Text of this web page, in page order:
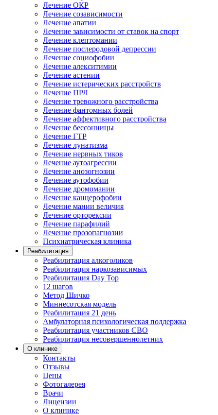
Лечение ОКР
Лечение созависимости
Лечение апатии
Лечение зависимости от ставок на спорт
Лечение клептомании
Лечение послеродовой депрессии
Лечение социофобии
Лечение алекситимии
Лечение астении
Лечение истерических расстройств
Лечение ПРЛ
Лечение тревожного расстройства
Лечение фантомных болей
Лечение аффективного расстройства
Лечение бессонницы
Лечение ГТР
Лечение лунатизма
Лечение нервных тиков
Лечение аутоагрессии
Лечение анозогнозии
Лечение аутофобии
Лечение дромомании
Лечение канцерофобии
Лечение мании величия
Лечение орторексии
Лечение парафилий
Лечение прозопагнозии
Психиатрическая клиника
Реабилитация
Реабилитация алкоголиков
Реабилитация наркозависимых
Реабилитация Day Top
12 шагов
Метод Шичко
Миннесотская модель
Реабилитация 21 день
Амбулаторная психологическая поддержка
Реабилитация участников СВО
Реабилитация несовершеннолетних
О клинике
Контакты
Отзывы
Цены
Фотогалерея
Врачи
Лицензии
О клинике